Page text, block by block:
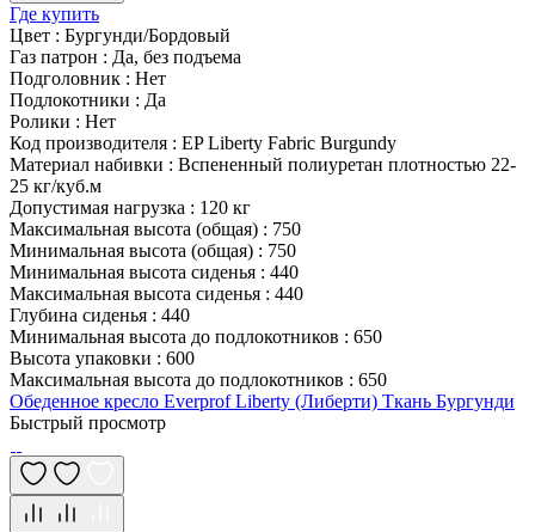
Где купить
Цвет : Бургунди/Бордовый
Газ патрон : Да, без подъема
Подголовник : Нет
Подлокотники : Да
Ролики : Нет
Код производителя : EP Liberty Fabric Burgundy
Материал набивки : Вспененный полиуретан плотностью 22-
25 кг/куб.м
Допустимая нагрузка : 120 кг
Максимальная высота (общая) : 750
Минимальная высота (общая) : 750
Минимальная высота сиденья : 440
Максимальная высота сиденья : 440
Глубина сиденья : 440
Минимальная высота до подлокотников : 650
Высота упаковки : 600
Максимальная высота до подлокотников : 650
Обеденное кресло Everprof Liberty (Либерти) Ткань Бургунди
Быстрый просмотр